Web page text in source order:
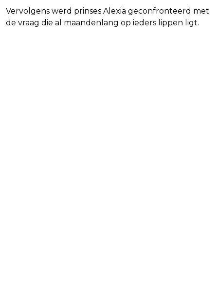
Vervolgens werd prinses Alexia geconfronteerd met
de vraag die al maandenlang op ieders lippen ligt.